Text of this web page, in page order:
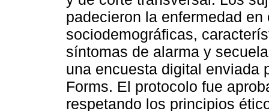
padecieron la enfermedad
sociodemográficas,
síntomas de alarma y
una encuesta digital enviada
Forms. El protocolo fue
respetando los principios